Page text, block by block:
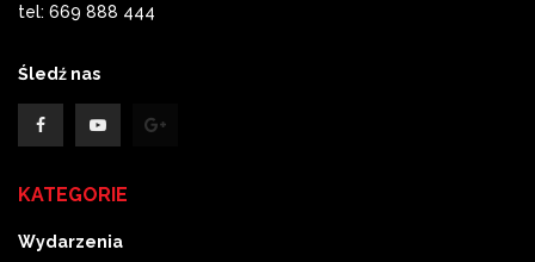
tel: 669 888 444
Śledź nas
KATEGORIE
Wydarzenia